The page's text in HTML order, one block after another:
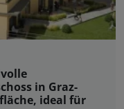
in Graz-
ideal für